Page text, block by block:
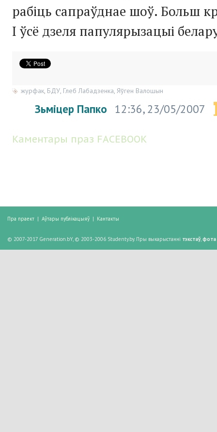
рабіць сапраўднае шоў. Больш
І ўсё дзеля папулярызацыі
журфак БДУ Глеб Лабадзенка Яўген Валошын
Зьміцер Папко 12:36, 23/05/2007
Каментары праз FACEBOOK
Пра праект | Аўтары публікацыяў | Кантакты
© 2007-2017 Generation.bY, © 2003-2006 Studenty.by. Пры выкарыстанні тэкстаў, фота